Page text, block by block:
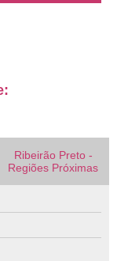
Ribeirão Preto -
Regiões Próximas